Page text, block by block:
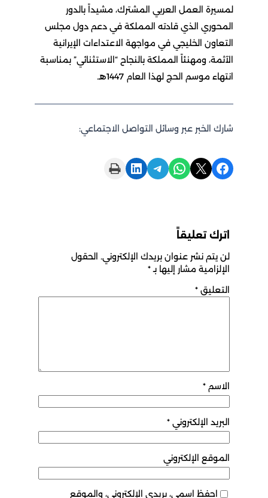
لمسيرة العمل العربي المشترك، مشيداً بالدور
المحوري الذي قادته المملكة في دعم دول مجلس
التعاون الخليجي في مواجهة الاعتداءات الإيرانية
الآثمة، ومهنئاً المملكة بالنجاح “الاستثنائي” بمناسبة
انتهاء موسم الحج لهذا العام 1447هـ.
شارك الخبر عبر وسائل التواصل الاجتماعي:
Share on Facebook
Share on X
Share on WhatsApp
Share on Telegram
Share on LinkedIn
Print this Page
اترك تعليقاً
لن يتم نشر عنوان بريدك الإلكتروني. الحقول
الإلزامية مشار إليها بـ*
التعليق *
الاسم *
البريد الإلكتروني *
الموقع الإلكتروني
احفظ اسمي، بريدي الإلكتروني، والموقع